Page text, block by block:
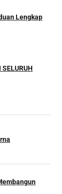
Lengkap